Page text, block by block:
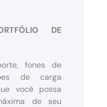
DE
fones de
de carga
você possa
de seu